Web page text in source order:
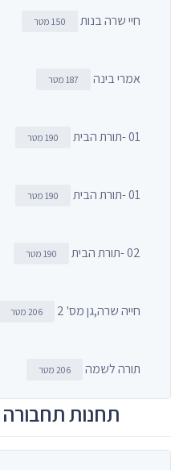
חיי שרה בנות 150 מטר
אמרי בינה 187 מטר
01 -תורת הבית 190 מטר
01 -תורת הבית 190 מטר
02 -תורת הבית 190 מטר
חייה שרה,גן מס' 2 206 מטר
תורה לשמה 206 מטר
תחנות תחבורה